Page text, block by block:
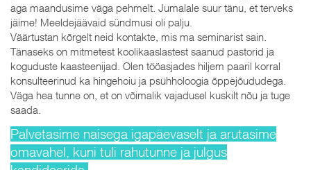
aga maandusime väga pehmelt. Jumalale suur tänu, et terveks
jäime! Meeldejäävaid sündmusi oli palju.
Väärtustan kõrgelt neid kontakte, mis ma seminarist sain.
Tänaseks on mitmetest koolikaaslastest saanud pastorid ja
koguduste kaasteenijad. Olen tööasjades hiljem paaril korral
konsulteerinud ka hingehoiu ja psühholoogia õppejõududega.
Väga hea tunne on, et on võimalik vajadusel kuskilt nõu ja tuge
saada.
Palvetasime naisega igapäevaselt ja arutasime
omavahel, kuni tuli rahutunne ja julgus